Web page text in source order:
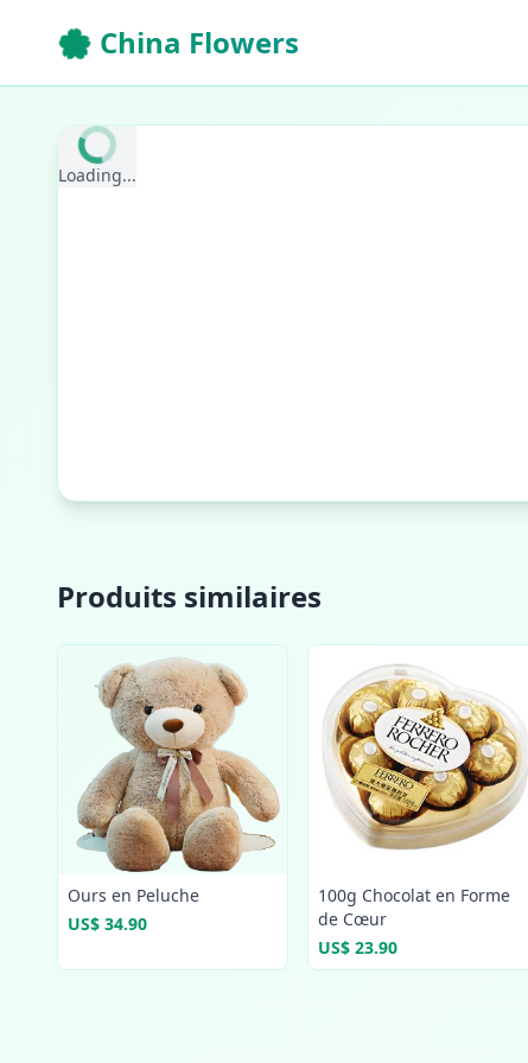
🌸 China Flowers
Loading...
Produits similaires
Ours en Peluche
US$ 34.90
100g Chocolat en Forme
de Cœur
US$ 23.90